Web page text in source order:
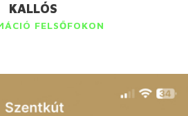
KALLÓS
FELSŐFOKON